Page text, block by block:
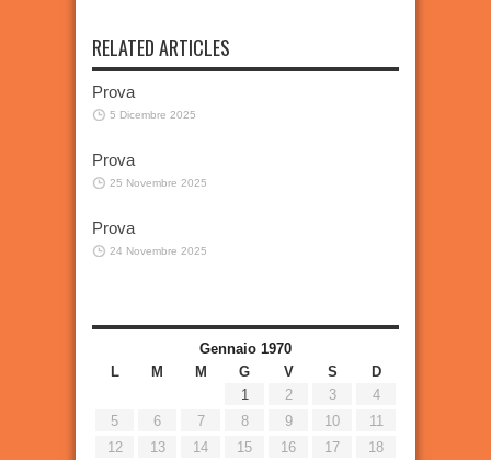
RELATED ARTICLES
Prova
5 Dicembre 2025
Prova
25 Novembre 2025
Prova
24 Novembre 2025
Gennaio 1970
L
M M G V S
D
1
2 3
4
5
6 7 8 9 10
11
12
13 14 15 16 17
18